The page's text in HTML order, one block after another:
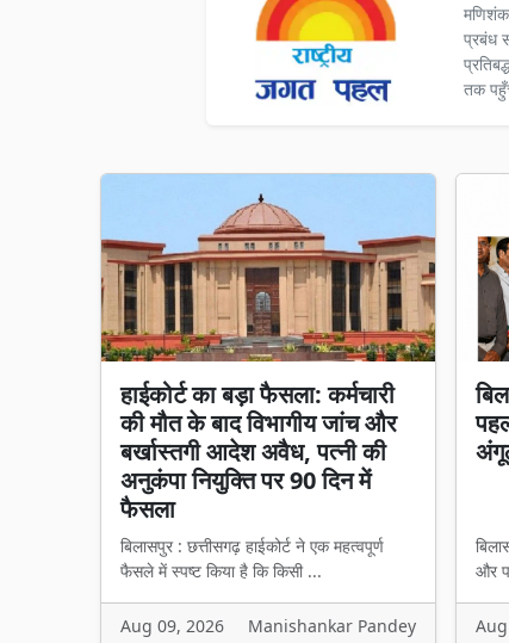
प्रबंध
तक
हाईकोर्ट का बड़ा फैसला: कर्मचारी
की मौत के बाद विभागीय जांच और
बर्खास्तगी आदेश अवैध, पत्नी की
अनुकंपा नियुक्ति पर 90 दिन में
फैसला
बिलासपुर : छत्तीसगढ़ हाईकोर्ट ने एक महत्वपूर्ण
फैसले में स्पष्ट किया है कि किसी ...
Aug 09, 2026 Manishankar Pandey
और